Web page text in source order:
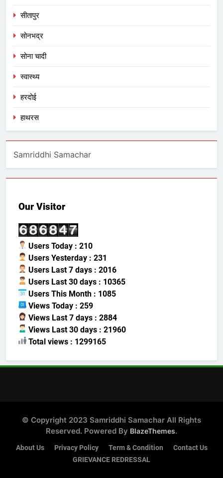
सीतापुर
सोनभद्र
सोना चादी
स्वास्थ्य
हरदोई
हाथरस
Samriddhi Samachar
Our Visitor
Users Today : 210
Users Yesterday : 231
Users Last 7 days : 2016
Users Last 30 days : 10365
Users This Month : 1085
Views Today : 259
Views Last 7 days : 2884
Views Last 30 days : 21960
Total views : 1299165
© Copyright 2023 Samriddhi Samachar All Rights
Reserved. Powered By BlazeThemes.
About Us Privacy Policy Term & Condition
Contact Us
GRIEVANCE REDRESSAL